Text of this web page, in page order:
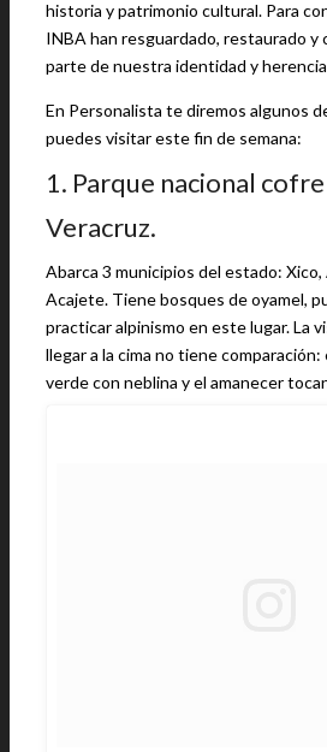
historia y patrimonio cultural. Para
INBA han resguardado, restaurado y
parte de nuestra identidad y
En Personalista te diremos algunos
puedes visitar este fin de semana:
1. Parque nacional
Veracruz.
Abarca 3 municipios del estado: Xico,
Acajete. Tiene bosques de oyamel,
practicar alpinismo en este lugar. La
llegar a la cima no tiene
verde con neblina y el amanecer